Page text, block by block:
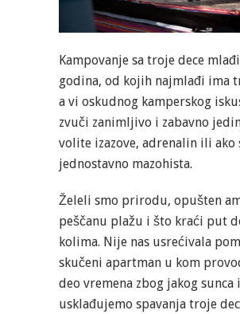
Kampovanje sa troje dece
godina, od kojih najmlađi ima
a vi oskudnog kamperskog
zvuči zanimljivo i zabavno
volite izazove, adrenalin ili ako
jednostavno mazohista.
Želeli smo prirodu, opušten
peščanu plažu i što kraći put
kolima. Nije nas usrećivala
skučeni apartman u kom
deo vremena zbog jakog sunca i
usklađujemo spavanja troje